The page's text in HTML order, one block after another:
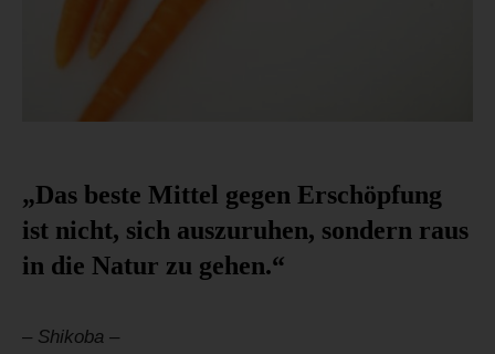
„Das beste Mittel gegen Erschöpfung
ist nicht, sich auszuruhen, sondern raus
in die Natur zu gehen.“
– Shikoba –